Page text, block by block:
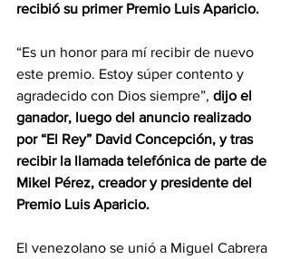
recibió su primer Premio Luis Aparicio.
“Es un honor para mí recibir de nuevo
este premio. Estoy súper contento y
agradecido con Dios siempre”, dijo el
ganador, luego del anuncio realizado
por “El Rey” David Concepción, y tras
recibir la llamada telefónica de parte de
Mikel Pérez, creador y presidente del
Premio Luis Aparicio.
El venezolano se unió a Miguel Cabrera